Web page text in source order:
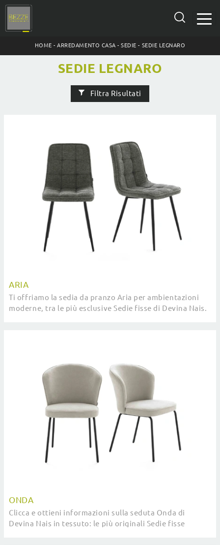
HOME -ARREDAMENTO CASA -SEDIE - SEDIE LEGNARO
SEDIE LEGNARO
Filtra Risultati
ARIA
Ti offriamo la sedia da pranzo Aria per ambientazioni
moderne, tra le più esclusive Sedie fisse di Devina Nais.
ONDA
Clicca e ottieni informazioni sulla seduta Onda di
Devina Nais in tessuto: le più originali Sedie fisse